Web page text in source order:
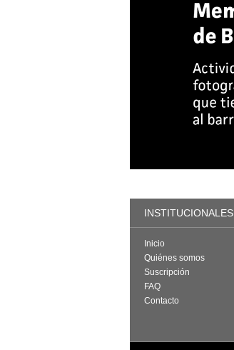
INSTITUCIONALES
Inicio
Quiénes somos
Suscripción
FAQ
Contacto